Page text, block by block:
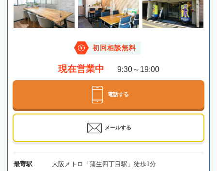
初回相談無料
現在営業中 9:30～19:00
電話する
メールする
最寄駅 大阪メトロ「蒲生四丁目駅」徒歩1分